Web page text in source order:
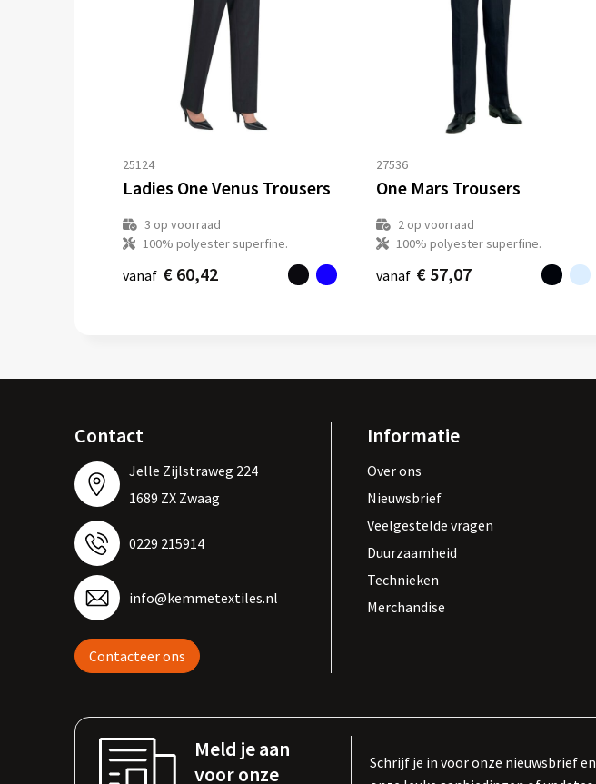
25124
Ladies One Venus Trousers
3 op voorraad
100% polyester superfine.
vanaf € 60,42
27536
One Mars Trousers
2op voorraad
100% polyester superfine.
vanaf € 57,07
Contact
Jelle Zijlstraweg 224
1689 ZX Zwaag
0229 215914
info@kemmetextiles.nl
Contacteer ons
Informatie
Over ons
Nieuwsbrief
Veelgestelde vragen
Duurzaamheid
Technieken
Merchandise
Meld je aan
voor onze
Schrijf je in voor onze nieuwsbrief